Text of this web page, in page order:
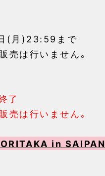
(月)23:59まで
売は行いません。
了
売は行いません。
in